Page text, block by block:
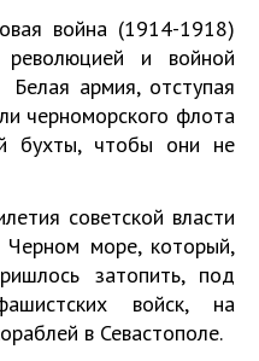
(1914-1918)
революцией и войной
армия, отступая
черноморского флота
бухты, чтобы они не
советской власти
море, который,
затопить, под
войск, на
в Севастополе.